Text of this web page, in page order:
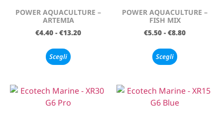
POWER AQUACULTURE –
ARTEMIA
€4.40 - €13.20
Scegli
POWER AQUACULTURE –
FISH MIX
€5.50 - €8.80
Scegli